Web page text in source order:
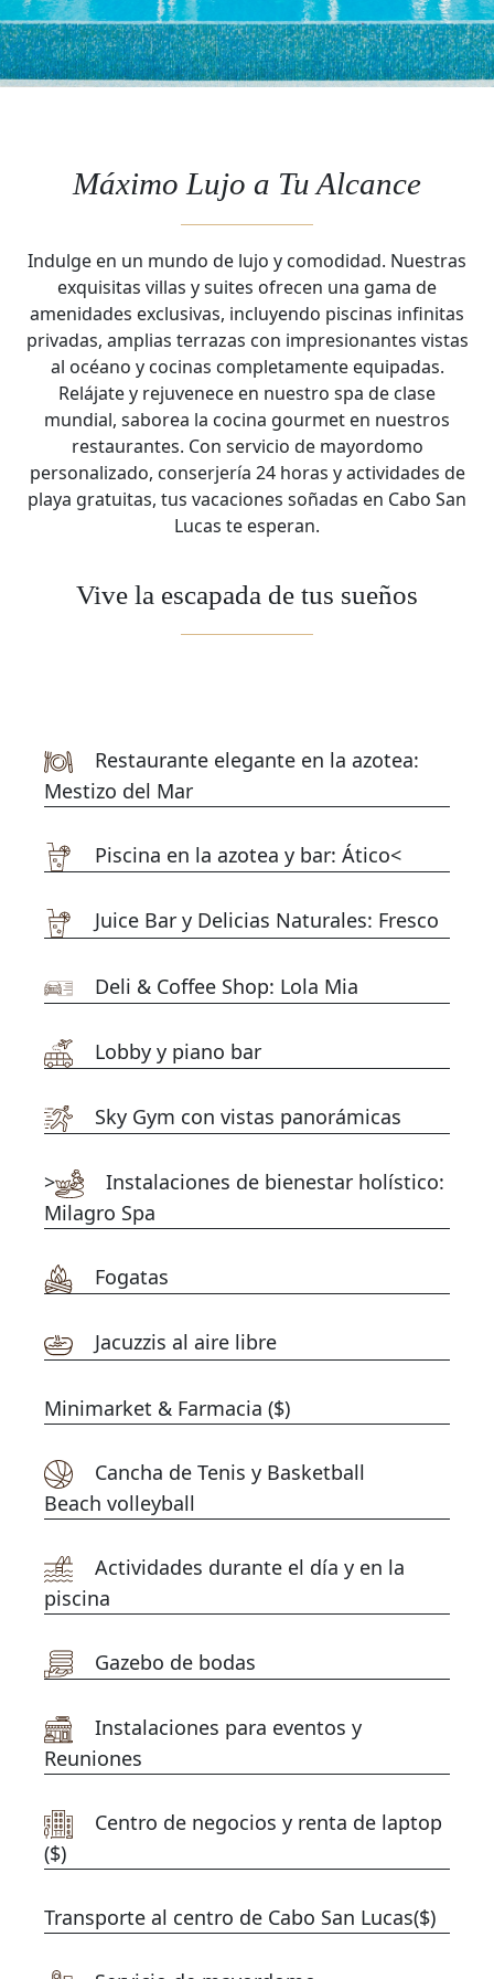
Amenidades
Máximo Lujo a Tu Alcance
Indulge en un mundo de lujo y comodidad. Nuestras
exquisitas villas y suites ofrecen una gama de
amenidades exclusivas, incluyendo piscinas infinitas
privadas, amplias terrazas con impresionantes vistas
al océano y cocinas completamente equipadas.
Relájate y rejuvenece en nuestro spa de clase
mundial, saborea la cocina gourmet en nuestros
restaurantes. Con servicio de mayordomo
personalizado, conserjería 24 horas y actividades de
playa gratuitas, tus vacaciones soñadas en Cabo San
Lucas te esperan.
Vive la escapada de tus sueños
Restaurante elegante en la azotea:
Mestizo del Mar
Piscina en la azotea y bar: Ático<
Juice Bar y Delicias Naturales: Fresco
Deli & Coffee Shop: Lola Mia
Lobby y piano bar
Sky Gym con vistas panorámicas
>
Instalaciones de bienestar holístico:
Milagro Spa
Fogatas
Jacuzzis al aire libre
Minimarket & Farmacia ($)
Cancha de Tenis y Basketball
Beach volleyball
Actividades durante el día y en la
piscina
Gazebo de bodas
Instalaciones para eventos y
Reuniones
Centro de negocios y renta de laptop
($)
Transporte al centro de Cabo San Lucas($)